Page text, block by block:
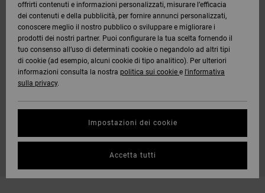
offrirti contenuti e informazioni personalizzati, misurare l’efficacia
dei contenuti e della pubblicità, per fornire annunci personalizzati,
conoscere meglio il nostro pubblico o sviluppare e migliorare i
prodotti dei nostri partner. Puoi configurare la tua scelta fornendo il
tuo consenso all’uso di determinati cookie o negandolo ad altri tipi
di cookie (ad esempio, alcuni cookie di tipo analitico). Per ulteriori
informazioni consulta la nostra politica sui cookie e l'informativa
sulla privacy.
Impostazioni dei cookie
Accetta tutti